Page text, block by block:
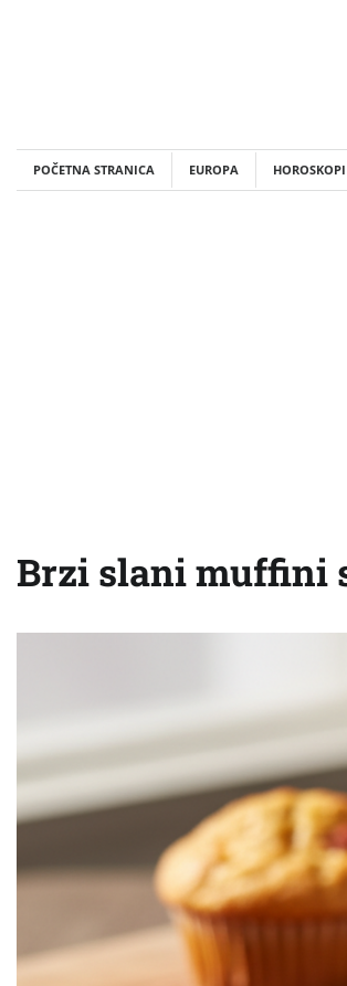
POČETNA STRANICA EUROPA HOROSKOPI
Brzi slani muffini